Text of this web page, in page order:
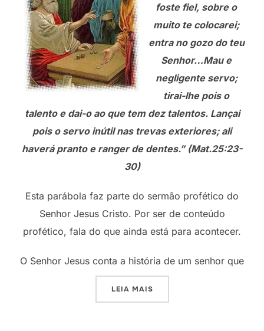
foste fiel, sobre o
muito te colocarei;
entra no gozo do teu
Senhor…Mau e
negligente servo;
tirai-lhe pois o
talento e dai-o ao que tem dez talentos. Lançai
pois o servo inútil nas trevas exteriores; ali
haverá pranto e ranger de dentes.” (Mat.25:23-
30)
Esta parábola faz parte do sermão profético do
Senhor Jesus Cristo. Por ser de conteúdo
profético, fala do que ainda está para acontecer.
O Senhor Jesus conta a história de um senhor que
LEIA MAIS“A PARÁBOLA DOS DEZ